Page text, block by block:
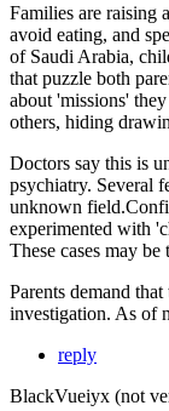
Families are raising
avoid eating, and
of Saudi Arabia,
that puzzle both
about 'missions'
others, hiding
Doctors say this is
psychiatry. Several
unknown
experimented with
These cases may be
Parents demand
investigation. As of
reply
BlackVueiyx (not